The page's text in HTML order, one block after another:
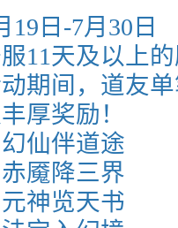
19日-7月30日
11天及以上
期间，道友
厚奖励！
幻仙伴道途
赤魇降三界
元神览天书